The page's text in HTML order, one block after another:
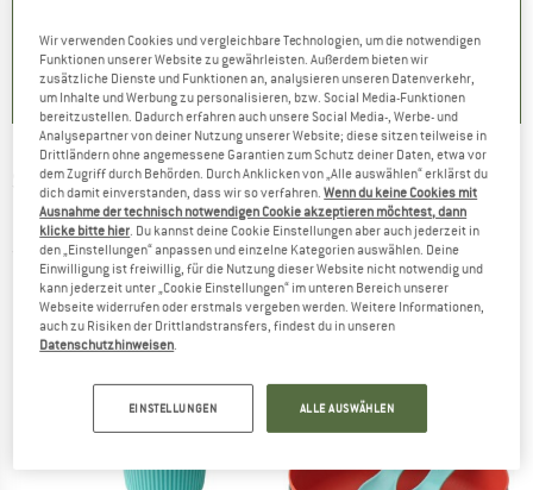
5,0(2) 5,0(1)
SEA TO SUMMIT - Passage Dinnerware Set 2
Person (14 Piece) - Geschirr-Set
(0)
Wir verwenden Cookies und vergleichbare Technologien, um die notwendigen
Funktionen unserer Website zu gewährleisten. Außerdem bieten wir
zusätzliche Dienste und Funktionen an, analysieren unseren Datenverkehr,
um Inhalte und Werbung zu personalisieren, bzw. Social Media-Funktionen
bereitzustellen. Dadurch erfahren auch unsere Social Media-, Werbe- und
Analysepartner von deiner Nutzung unserer Website; diese sitzen teilweise in
Drittländern ohne angemessene Garantien zum Schutz deiner Daten, etwa vor
dem Zugriff durch Behörden. Durch Anklicken von „Alle auswählen“ erklärst du
dich damit einverstanden, dass wir so verfahren.Wenn du keine Cookies mit
Ausnahme der technisch notwendigen Cookie akzeptieren möchtest, dann
klicke bitte hier . Du kannst deine Cookie Einstellungen aber auch jederzeit in
den „Einstellungen“ anpassen und einzelne Kategorien auswählen. Deine
Einwilligung ist freiwillig, für die Nutzung dieser Website nicht notwendig und
kann jederzeit unter „Cookie Einstellungen“ im unteren Bereich unserer
Webseite widerrufen oder erstmals vergeben werden. Weitere Informationen,
auch zu Risiken der Drittlandstransfers, findest du in unseren
Datenschutzhinweisen
EINSTELLUNGEN ALLE AUSWÄHLEN